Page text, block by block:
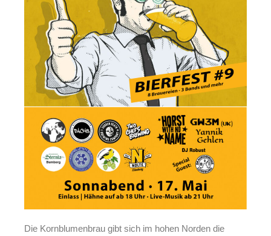
Die Kornblumenbrau gibt sich im hohen Norden die